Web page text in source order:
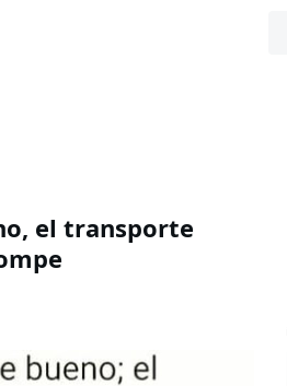
el transporte